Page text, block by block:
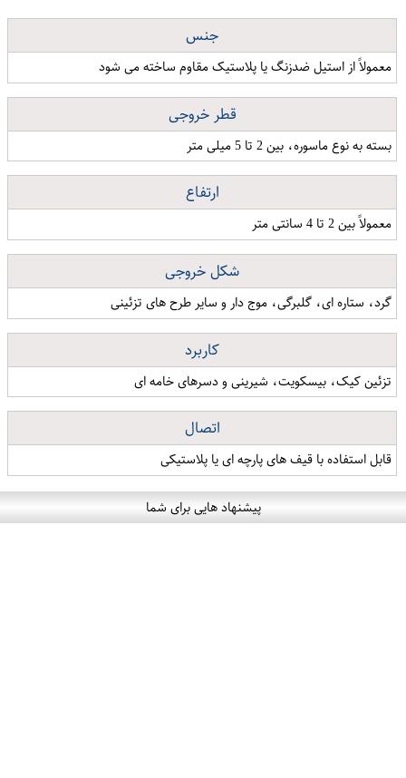
جنس
معمولاً از استیل ضدزنگ یا پلاستیک مقاوم ساخته می شود
قطر خروجی
بسته به نوع ماسوره، بین 2 تا 5 میلی متر
ارتفاع
معمولاً بین 2 تا 4 سانتی متر
شکل خروجی
گرد، ستاره ای، گلبرگی، موج دار و سایر طرح های تزئینی
کاربرد
تزئین کیک، بیسکویت، شیرینی و دسرهای خامه ای
اتصال
قابل استفاده با قیف های پارچه ای یا پلاستیکی
پیشنهاد هایی برای شما